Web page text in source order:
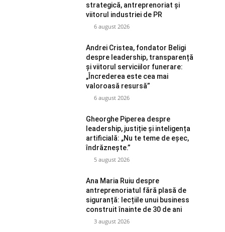
strategică, antreprenoriat și
viitorul industriei de PR
6 august 2026
Andrei Cristea, fondator Beligi
despre leadership, transparență
și viitorul serviciilor funerare:
„Încrederea este cea mai
valoroasă resursă”
6 august 2026
Gheorghe Piperea despre
leadership, justiție și inteligența
artificială: „Nu te teme de eșec,
îndrăznește.”
5 august 2026
Ana Maria Ruiu despre
antreprenoriatul fără plasă de
siguranță: lecțiile unui business
construit înainte de 30 de ani
3 august 2026